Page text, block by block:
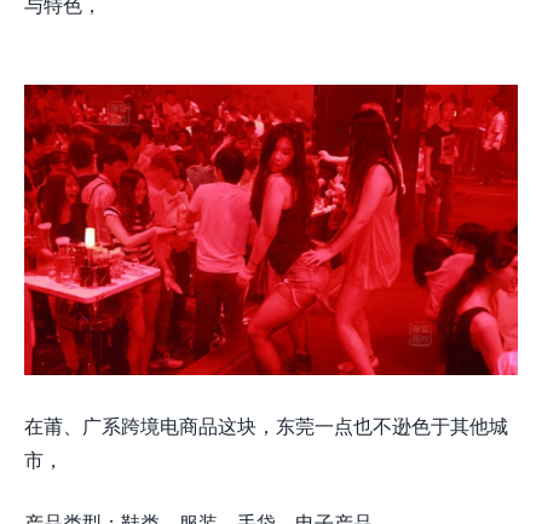
在莆、广系跨境电商品这块，东莞一点也不逊色于其他城
市，